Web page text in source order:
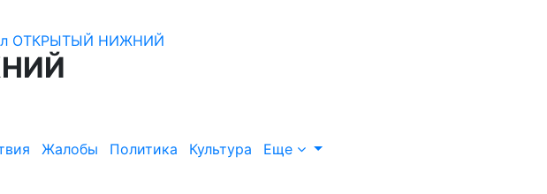
Жалобы Политика Культура Еще